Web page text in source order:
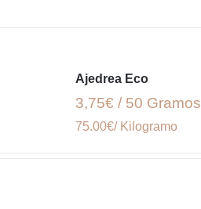
Ajedrea Eco
3,75€ / 50 Gramos
75.00€/ Kilogramo